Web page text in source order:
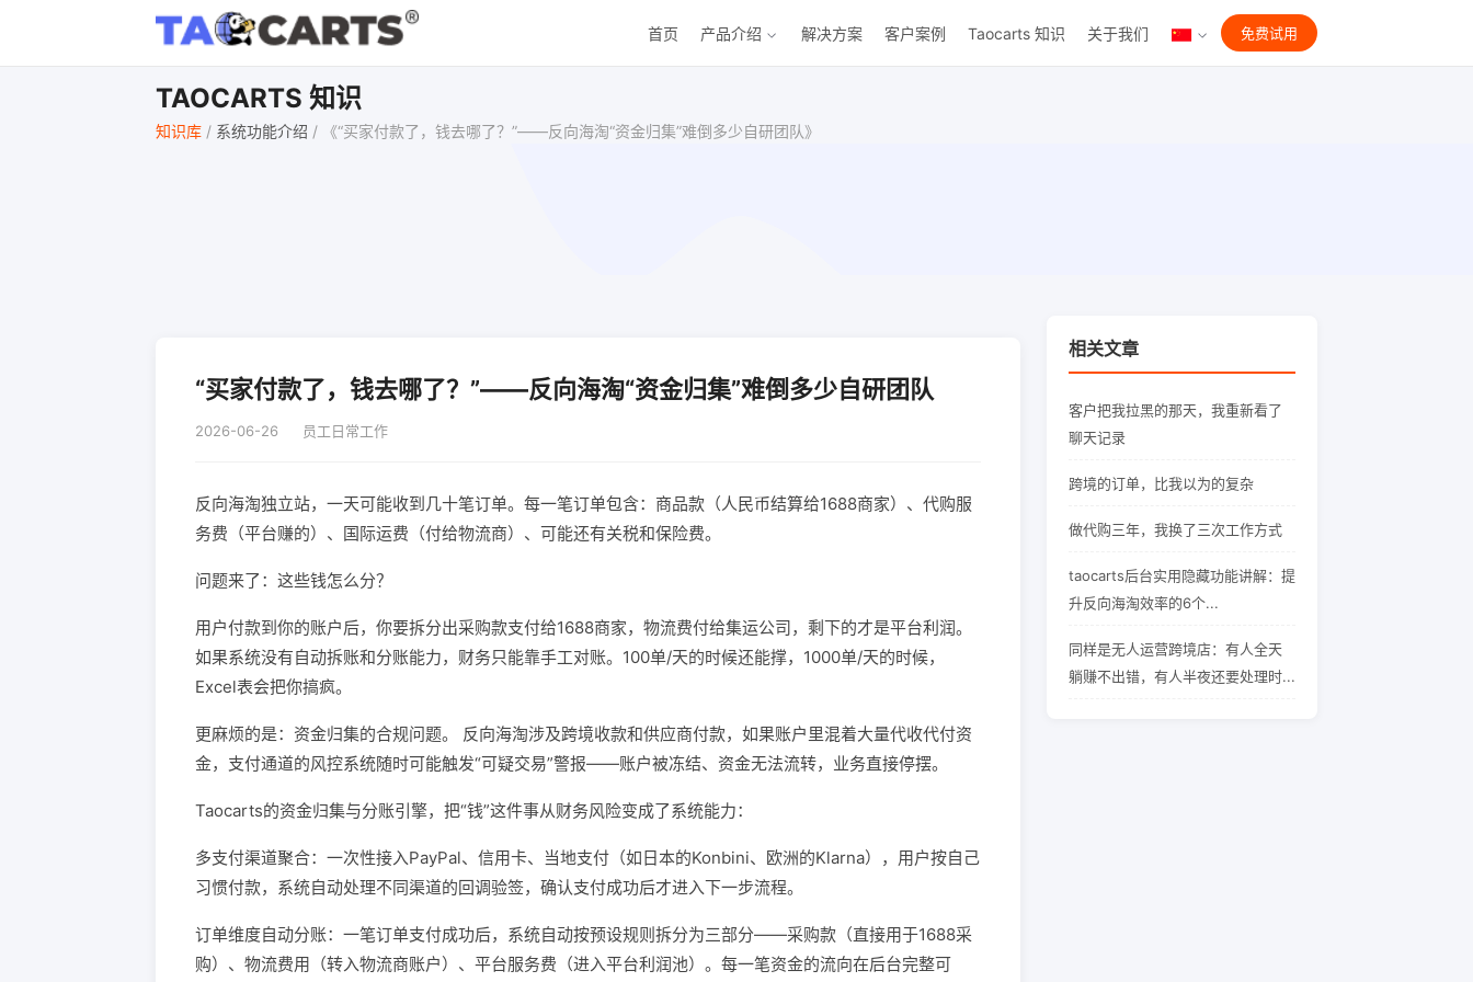
首页 产品介绍 解决方案 客户案例 Taocarts 知识 关于我们 免费试用
TAOCARTS 知识
知识库 / 系统功能介绍 / 《“买家付款了，钱去哪了？”——反向海淘“资金归集”难倒多少自研团队》
“买家付款了，钱去哪了？”——反向海淘“资金归集”难倒多少自研团队
2026-06-26 员工日常工作
反向海淘独立站，一天可能收到几十笔订单。每一笔订单包含：商品款（人民币结算给1688商家）、代购服
务费（平台赚的）、国际运费（付给物流商）、可能还有关税和保险费。
问题来了：这些钱怎么分？
用户付款到你的账户后，你要拆分出采购款支付给1688商家，物流费付给集运公司，剩下的才是平台利润。
如果系统没有自动拆账和分账能力，财务只能靠手工对账。100单/天的时候还能撑，1000单/天的时候，
Excel表会把你搞疯。
更麻烦的是：资金归集的合规问题。 反向海淘涉及跨境收款和供应商付款，如果账户里混着大量代收代付资
金，支付通道的风控系统随时可能触发“可疑交易”警报——账户被冻结、资金无法流转，业务直接停摆。
Taocarts的资金归集与分账引擎，把“钱”这件事从财务风险变成了系统能力：
多支付渠道聚合：一次性接入PayPal、信用卡、当地支付（如日本的Konbini、欧洲的Klarna），用户按自己
习惯付款，系统自动处理不同渠道的回调验签，确认支付成功后才进入下一步流程。
订单维度自动分账：一笔订单支付成功后，系统自动按预设规则拆分为三部分——采购款（直接用于1688采
购）、物流费用（转入物流商账户）、平台服务费（进入平台利润池）。每一笔资金的流向在后台完整可
相关文章
客户把我拉黑的那天，我重新看了
聊天记录
跨境的订单，比我以为的复杂
做代购三年，我换了三次工作方式
taocarts后台实用隐藏功能讲解：提
升反向海淘效率的6个...
同样是无人运营跨境店：有人全天
躺赚不出错，有人半夜还要处理时...